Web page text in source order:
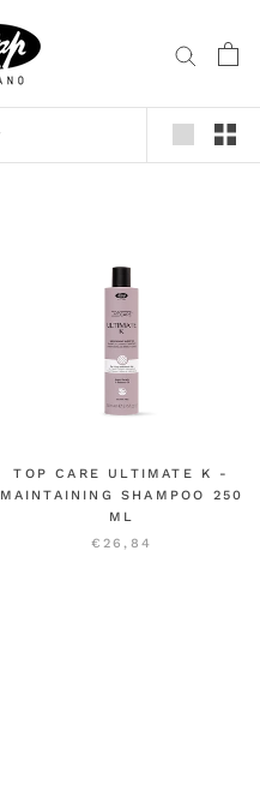
TOP CARE ULTIMATE K -
MAINTAINING SHAMPOO 250
ML
€26,84